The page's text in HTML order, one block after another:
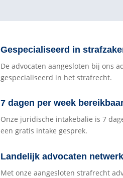
Gespecialiseerd in
De advocaten aangesloten bij ons
gespecialiseerd in het strafrecht.
7 dagen per week
Onze juridische intakebalie is 7
een gratis intake gesprek.
Landelijk advocaten netwerk
Met onze aangesloten strafrecht